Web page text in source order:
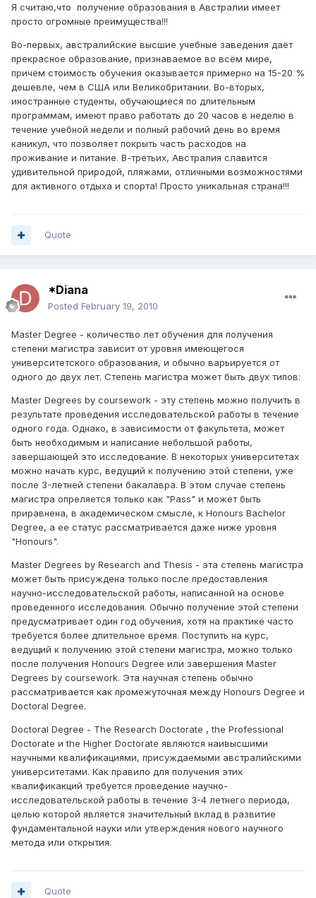
Я считаю,что получение образования в Австралии имеет
просто огромные преимущества!!!
Во-первых, австралийские высшие учебные заведения даёт
прекрасное образование, признаваемое во всём мире,
причём стоимость обучения оказывается примерно на 15-20 %
дешевле, чем в США или Великобритании. Во-вторых,
иностранные студенты, обучающиеся по длительным
программам, имеют право работать до 20 часов в неделю в
течение учебной недели и полный рабочий день во время
каникул, что позволяет покрыть часть расходов на
проживание и питание. В-третьих, Австралия славится
удивительной природой, пляжами, отличными возможностями
для активного отдыха и спорта! Просто уникальная страна!!!
Quote
*Diana
Posted February 19, 2010
Master Degree - количество лет обучения для получения
степени магистра зависит от уровня имеющегося
университетского образования, и обычно варьируется от
одного до двух лет. Степень магистра может быть двух типов:
Master Degrees by coursework - эту степень можно получить в
результате проведения исследовательской работы в течение
одного года. Однако, в зависимости от факультета, может
быть необходимым и написание небольшой работы,
завершающей это исследование. В некоторых университетах
можно начать курс, ведущий к получению этой степени, уже
после 3-летней степени бакалавра. В этом случае степень
магистра опреляется только как "Pass" и может быть
приравнена, в академическом смысле, к Honours Bachelor
Degree, а ее статус рассматривается даже ниже уровня
"Honours".
Master Degrees by Research and Thesis - эта степень магистра
может быть присуждена только после предоставления
научно-исследовательской работы, написанной на основе
проведенного исследования. Обычно получение этой степени
предусматривает один год обучения, хотя на практике часто
требуется более длительное время. Поступить на курс,
ведущий к получению этой степени магистра, можно только
после получения Honours Degree или завершения Master
Degrees by coursework. Эта научная степень обычно
рассматривается как промежуточная между Honours Degree и
Doctoral Degree.
Doctoral Degree - The Research Doctorate , the Professional
Doctorate и the Higher Doctorate являются наивысшими
научными квалификациями, присуждаемыми австралийскими
университетами. Как правило для получения этих
квалификакций требуется проведение научно-
исследовательской работы в течение 3-4 летнего периода,
целью которой является значительный вклад в развитие
фундаментальной науки или утверждения нового научного
метода или открытия.
Quote